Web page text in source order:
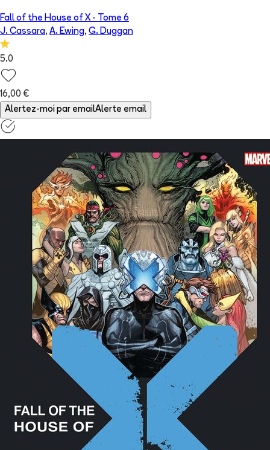
Fall of the House of X- Tome 6
J. Cassara, A. Ewing, G. Duggan
5.0
16,00 €
Alertez-moi par emailAlerte email